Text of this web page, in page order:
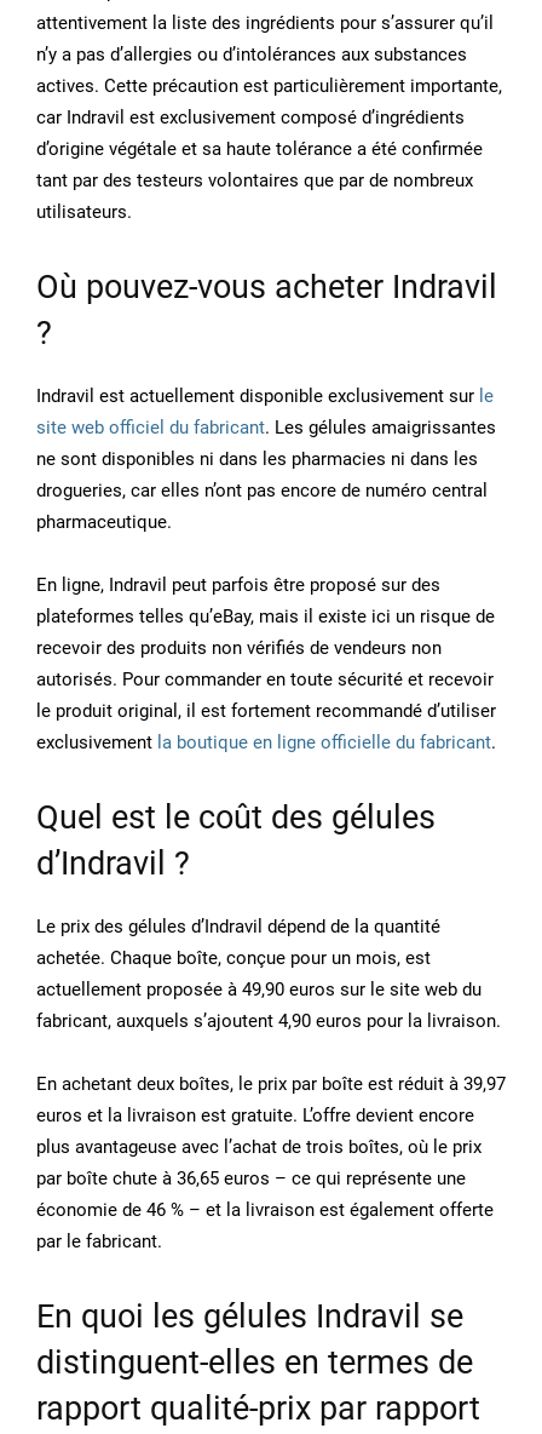
attentivement la liste des ingrédients pour s’assurer qu’il
n’y a pas d’allergies ou d’intolérances aux substances
actives. Cette précaution est particulièrement importante,
car Indravil est exclusivement composé d’ingrédients
d’origine végétale et sa haute tolérance a été confirmée
tant par des testeurs volontaires que par de nombreux
utilisateurs.
Où pouvez-vous acheter Indravil
?
Indravil est actuellement disponible exclusivement sur le
site web officiel du fabricant. Les gélules amaigrissantes
ne sont disponibles ni dans les pharmacies ni dans les
drogueries, car elles n’ont pas encore de numéro central
pharmaceutique.
En ligne, Indravil peut parfois être proposé sur des
plateformes telles qu’eBay, mais il existe ici un risque de
recevoir des produits non vérifiés de vendeurs non
autorisés. Pour commander en toute sécurité et recevoir
le produit original, il est fortement recommandé d’utiliser
exclusivement la boutique en ligne officielle du fabricant.
Quel est le coût des gélules
d’Indravil ?
Le prix des gélules d’Indravil dépend de la quantité
achetée. Chaque boîte, conçue pour un mois, est
actuellement proposée à 49,90 euros sur le site web du
fabricant, auxquels s’ajoutent 4,90 euros pour la livraison.
En achetant deux boîtes, le prix par boîte est réduit à 39,97
euros et la livraison est gratuite. L’offre devient encore
plus avantageuse avec l’achat de trois boîtes, où le prix
par boîte chute à 36,65 euros – ce qui représente une
économie de 46 % – et la livraison est également offerte
par le fabricant.
En quoi les gélules Indravil se
distinguent-elles en termes de
rapport qualité-prix par rapport